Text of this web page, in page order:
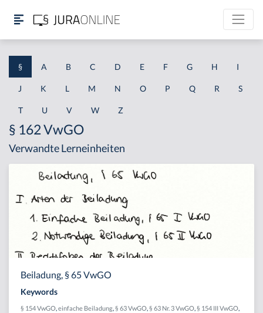
§ A B C D E F G H I
J K L M N O P Q R S
T U V W Z
§ 162 VwGO
Verwandte Lerneinheiten
Beiladung, § 65 VwGO
Keywords
§ 154 VwGO einfache Beiladung § 63 VwGO § 63 Nr. 3 VwGO § 154 III VwGO